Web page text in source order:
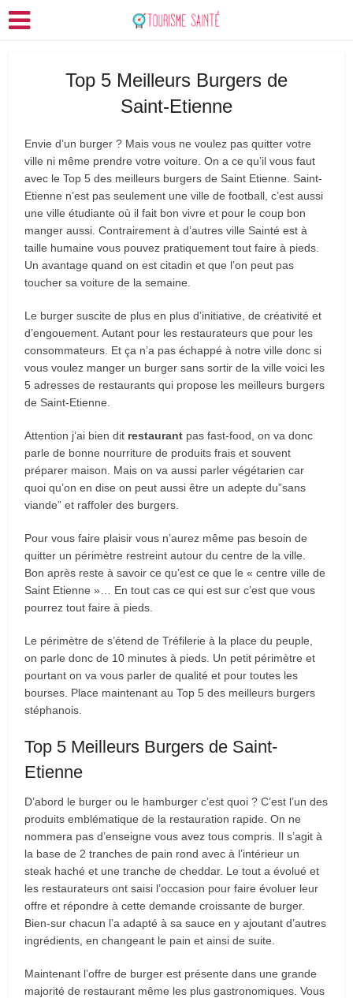
Top 5 Meilleurs Burgers de
Saint-Etienne
Envie d’un burger ? Mais vous ne voulez pas quitter votre
ville ni même prendre votre voiture. On a ce qu’il vous faut
avec le Top 5 des meilleurs burgers de Saint Etienne. Saint-
Etienne n’est pas seulement une ville de football, c’est aussi
une ville étudiante où il fait bon vivre et pour le coup bon
manger aussi. Contrairement à d’autres ville Sainté est à
taille humaine vous pouvez pratiquement tout faire à pieds.
Un avantage quand on est citadin et que l’on peut pas
toucher sa voiture de la semaine.
Le burger suscite de plus en plus d’initiative, de créativité et
d’engouement. Autant pour les restaurateurs que pour les
consommateurs. Et ça n’a pas échappé à notre ville donc si
vous voulez manger un burger sans sortir de la ville voici les
5 adresses de restaurants qui propose les meilleurs burgers
de Saint-Etienne.
Attention j’ai bien dit restaurant pas fast-food, on va donc
parle de bonne nourriture de produits frais et souvent
préparer maison. Mais on va aussi parler végétarien car
quoi qu’on en dise on peut aussi être un adepte du”sans
viande” et raffoler des burgers.
Pour vous faire plaisir vous n’aurez même pas besoin de
quitter un périmètre restreint autour du centre de la ville.
Bon après reste à savoir ce qu’est ce que le « centre ville de
Saint Etienne »… En tout cas ce qui est sur c’est que vous
pourrez tout faire à pieds.
Le périmètre de s’étend de Tréfilerie à la place du peuple,
on parle donc de 10 minutes à pieds. Un petit périmètre et
pourtant on va vous parler de qualité et pour toutes les
bourses. Place maintenant au Top 5 des meilleurs burgers
stéphanois.
Top 5 Meilleurs Burgers de Saint-
Etienne
D’abord le burger ou le hamburger c’est quoi ? C’est l’un des
produits emblématique de la restauration rapide. On ne
nommera pas d’enseigne vous avez tous compris. Il s’agit à
la base de 2 tranches de pain rond avec à l’intérieur un
steak haché et une tranche de cheddar. Le tout a évolué et
les restaurateurs ont saisi l’occasion pour faire évoluer leur
offre et répondre à cette demande croissante de burger.
Bien-sur chacun l’a adapté à sa sauce en y ajoutant d’autres
ingrédients, en changeant le pain et ainsi de suite.
Maintenant l’offre de burger est présente dans une grande
majorité de restaurant même les plus gastronomiques. Vous